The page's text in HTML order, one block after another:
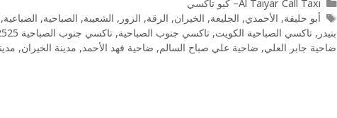
Al Taiyar Call Taxi– كيو تاكسي
أبو حليفة, الأحمدي, الجليعة, الخيران, الرقة, الزور , الشعيبة, الصباحية, الضباعية,
بنيدر , تاكسي الصباحية الكويت, تاكسي جنوب الصباحية, تاكسي جنوب الصباحية 55862525
ضاحية جابر العلي, ضاحية علي صباح السالم, ضاحية فهد الأحمد, مدينة الخيران,